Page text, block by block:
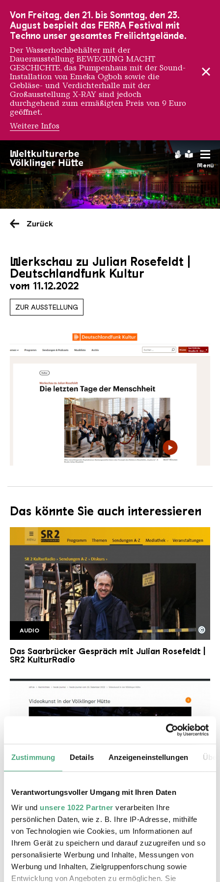
Zustimmung Details Anzeigeneinstellungen
Verantwortungsvoller Umgang mit Ihren Daten
Wir und unsere 1022 Partner verarbeiten Ihre
persönlichen Daten, wie z. B. Ihre IP-Adresse, mithilfe
von Technologien wie Cookies, um Informationen auf
Ihrem Gerät zu speichern und darauf zuzugreifen und so
personalisierte Werbung und Inhalte, Messungen von
Werbung und Inhalten, Zielgruppenforschung sowie
Entwicklung von Angeboten zu ermöglichen. Sie
Menü
Saarländischen
Zurück
Werkschau zu Julian Rosefeldt |
Deutschlandfunk Kultur
vom 11.12.2022
ZUR AUSSTELLUNG
Das könnte Sie auch interessieren
SR2 Kulturradio SaarbrGespr2
Copyright: Saarländischer Rundfunk
©
AUDIO
Das Saarbrücker Gespräch mit Julian Rosefeldt |
SR2 KulturRadio
ZDF Rosefeldt
Copyright: ZDF heute Journal
Videokunst in der Völklinger Hütte | ZDF heute
journal
Von Freitag, den 21. bis Sonntag, den 23.
August bespielt das FERRA Festival mit
Techno unser gesamtes Freilichtgelände.
Der Wasserhochbehälter mit der
Dauerausstellung BEWEGUNG MACHT
GESCHICHTE, das Pumpenhaus mit der Sound-
Installation von Emeka Ogboh sowie die
Gebläse- und Verdichterhalle mit der
Großausstellung X-RAY sind jedoch
durchgehend zum ermäßigten Preis von 9 Euro
geöffnet.
Weitere Infos